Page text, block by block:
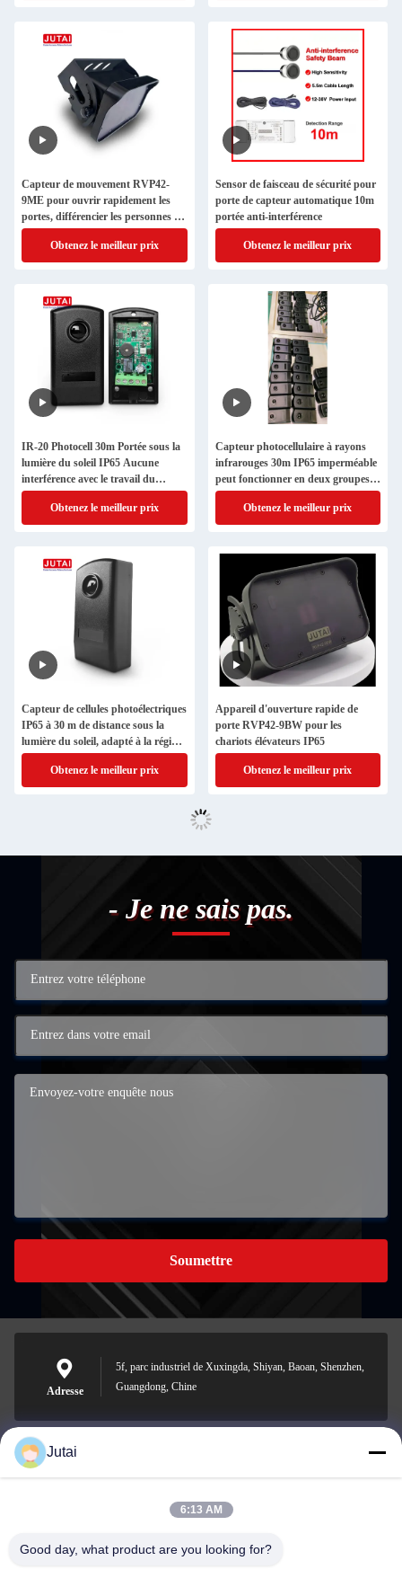
Capteur de mouvement RVP42-
9ME pour ouvrir rapidement les
portes, différencier les personnes et
les chariots élévateurs
Obtenez le meilleur prix
Sensor de faisceau de sécurité pour
porte de capteur automatique 10m
portée anti-interférence
Obtenez le meilleur prix
IR-20 Photocell 30m Portée sous la
lumière du soleil IP65 Aucune
interférence avec le travail du
capteur de groupe 2
Obtenez le meilleur prix
Capteur photocellulaire à rayons
infrarouges 30m IP65 imperméable
peut fonctionner en deux groupes
côte à côte
Obtenez le meilleur prix
Capteur de cellules photoélectriques
IP65 à 30 m de distance sous la
lumière du soleil, adapté à la région
des Émirats arabes unis
Obtenez le meilleur prix
Appareil d'ouverture rapide de
porte RVP42-9BW pour les
chariots élévateurs IP65
Obtenez le meilleur prix
- Je ne sais pas.
Soumettre
Adresse
5f, parc industriel de Xuxingda, Shiyan, Baoan, Shenzhen,
Guangdong, Chine
jutaisales18@gmail.com
Jutai
6:13 AM
Good day, what product are you looking for?